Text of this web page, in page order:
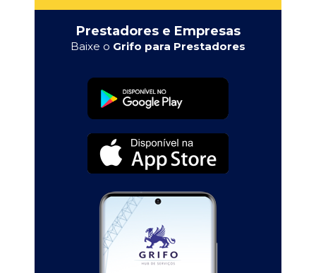
Prestadores e Empresas
Baixe o Grifo para Prestadores